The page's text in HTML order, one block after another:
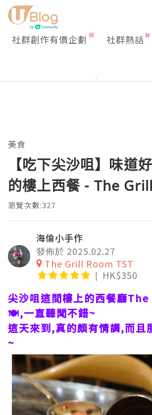
社群創作有價企劃 社群熱話
美食
【吃下尖沙咀】味道
的樓上西餐 - The
瀏覽次數:327
海倫小手作
發佈於 2025.02.27
The Grill Room TST
HK$350
尖沙咀這間樓上的西餐廳
🍽,一直聽聞不錯~
這天來到,真的頗有情調,而且
~